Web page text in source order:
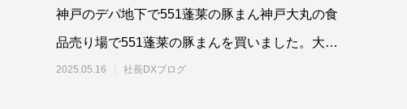
神戸のデパ地下で551蓬莱の豚まん神戸大丸の食
品売り場で551蓬莱の豚まんを買いました。大阪
駅ではいつも行列にな
2025.05.16 社長DXブログ